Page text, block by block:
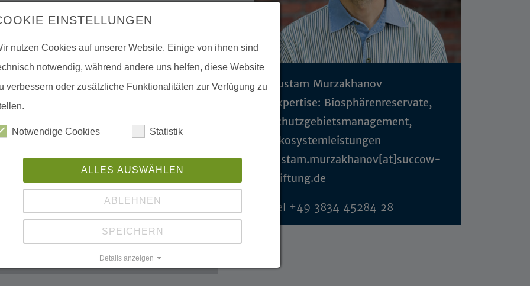
Flora und Fauna der
Namangan untersucht, um deren
Projekts entdeckten die
(Alsophylax ferganensisund Alsophylax
Nr. 171 vom 31.05.2023
Tal mit einer Fläche von 100 000 ha im
für das neu vorgeschlagene
ausgearbeitet.
Rustam Murzakhanov
Expertise: Biosphärenreservate,
Schutzgebietsmanagement,
Ökosystemleistungen
rustam.murzakhanov[at]succow-
stiftung.de
Tel +49 3834 45284 28
EINSTELLUNGEN
nutzen Cookies auf unserer Website. Einige von ihnen sind
notwendig, während andere uns helfen, diese Website
verbessern oder zusätzliche Funktionalitäten zur Verfügung zu
Notwendige Cookies Statistik
ALLES AUSWÄHLEN
ABLEHNEN
SPEICHERN
Details anzeigen